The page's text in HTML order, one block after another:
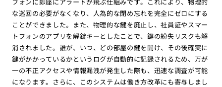
な巡回の必要がなくなり、人為的な閉め忘れを完全にゼロにする
ことができました。また、物理的な鍵を廃止し、社員証やスマー
トフォンのアプリを解錠キーとしたことで、鍵の紛失リスクも解
消されました。誰が、いつ、どの部屋の鍵を開け、その後確実に
鍵がかかっているかというログが自動的に記録されるため、万が
一の不正アクセスや情報漏洩が発生した際も、迅速な調査が可能
になります。さらに、このシステムは働き方改革にも寄与しまし